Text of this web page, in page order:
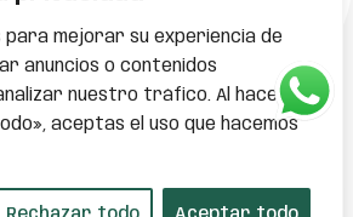
para mejorar su experiencia de
anuncios o contenidos
nuestro tráfico. Al hacer
aceptas el uso que hacemos
ES